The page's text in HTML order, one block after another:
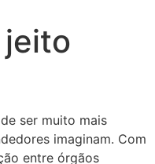
ser muito mais
imaginam. Com
entre órgãos